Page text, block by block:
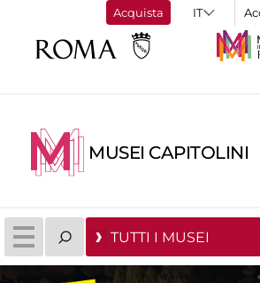
Acquista
MUSEI CAPITOLINI
TUTTI I MUSEI